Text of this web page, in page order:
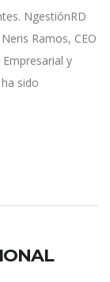
NgestiónRD
Ramos, CEO
y
sido